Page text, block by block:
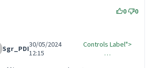
0 0
Label Reply
Sgr_PDI30/05/2024
12:15
Controls Label">
…